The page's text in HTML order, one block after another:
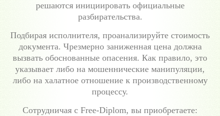
решаются инициировать официальные
разбирательства.
Подбирая исполнителя, проанализируйте стоимость
документа. Чрезмерно заниженная цена должна
вызвать обоснованные опасения. Как правило, это
указывает либо на мошеннические манипуляции,
либо на халатное отношение к производственному
процессу.
Сотрудничая с Free-Diplom, вы приобретаете: